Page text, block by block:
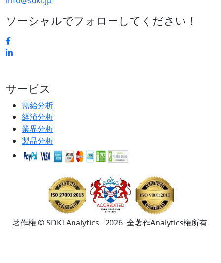
ソーシャルでフォローしてください！
サービス
需給分析
経済分析
業界分析
製品分析
著作権 © SDKI Analytics . 2026. 全著作Analytics権所有.